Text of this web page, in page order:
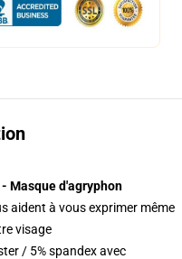
Masque d'agryphon
aident à vous exprimer même
visage
/ 5% spandex avec